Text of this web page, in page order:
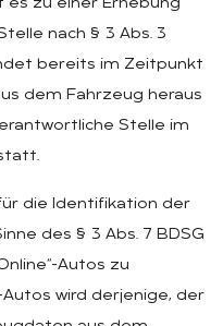
zu einer Erhebung
nach § 3 Abs. 3
bereits im Zeitpunkt
dem Fahrzeug heraus
Stelle im
die Identifikation der
des § 3 Abs. 7 BDSG
Autos zu
wird derjenige, der